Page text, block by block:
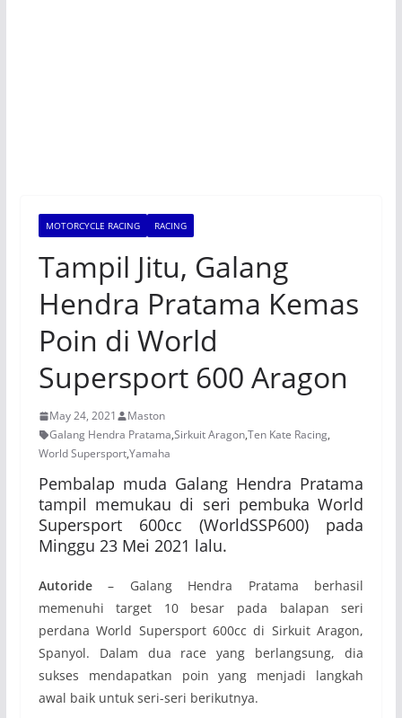
MOTORCYCLE RACING RACING
Tampil Jitu, Galang
Hendra Pratama Kemas
Poin di World
Supersport 600 Aragon
May 24, 2021
Maston
Galang Hendra Pratama,Sirkuit Aragon,Ten Kate Racing,
World Supersport,Yamaha
Pembalap muda Galang Hendra Pratama
tampil memukau di seri pembuka World
Supersport 600cc (WorldSSP600) pada
Minggu 23 Mei 2021 lalu.
Autoride– Galang Hendra Pratama berhasil
memenuhi target 10 besar pada balapan seri
perdana World Supersport 600cc di Sirkuit Aragon,
Spanyol. Dalam dua race yang berlangsung, dia
sukses mendapatkan poin yang menjadi langkah
awal baik untuk seri-seri berikutnya.